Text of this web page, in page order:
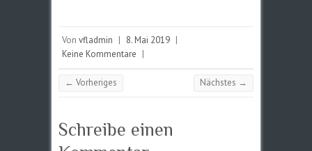
Von vfladmin | 8. Mai 2019 |
Keine Kommentare |
← Vorheriges Nächstes →
Schreibe einen